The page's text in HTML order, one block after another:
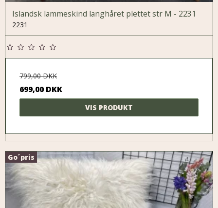
Islandsk lammeskind langhåret plettet str M - 2231
2231
799,00 DKK
699,00 DKK
VIS PRODUKT
Go´pris